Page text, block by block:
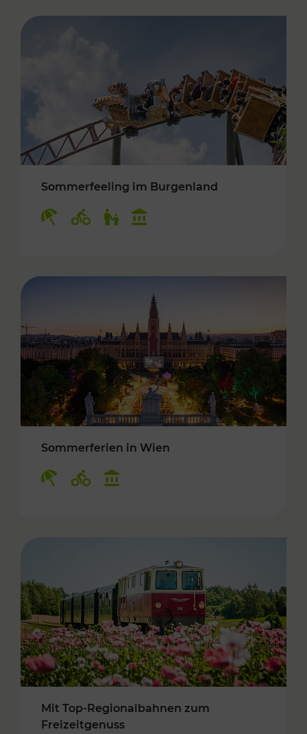
Sommerfeeling im Burgenland
Sommerferien in Wien
Mit Top-Regionalbahnen zum
Freizeitgenuss